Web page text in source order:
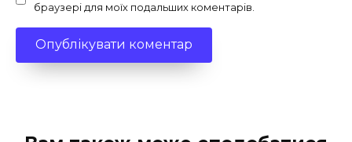
браузері для моїх подальших коментарів.